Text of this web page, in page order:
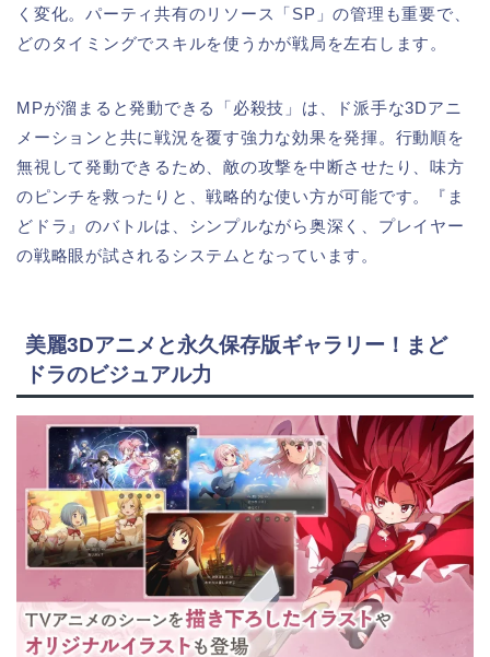
く変化。パーティ共有のリソース「SP」の管理も重要で、
どのタイミングでスキルを使うかが戦局を左右します。
MPが溜まると発動できる「必殺技」は、ド派手な3Dアニ
メーションと共に戦況を覆す強力な効果を発揮。行動順を
無視して発動できるため、敵の攻撃を中断させたり、味方
のピンチを救ったりと、戦略的な使い方が可能です。『ま
どドラ』のバトルは、シンプルながら奥深く、プレイヤー
の戦略眼が試されるシステムとなっています。
美麗3Dアニメと永久保存版ギャラリー！まど
ドラのビジュアル力